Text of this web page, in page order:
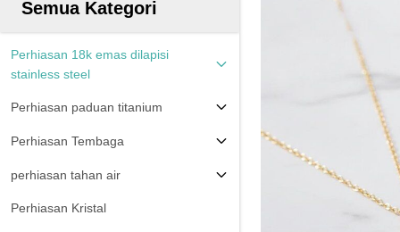
Semua Kategori
Perhiasan 18k emas dilapisi
stainless steel
Perhiasan paduan titanium
Perhiasan Tembaga
perhiasan tahan air
Perhiasan Kristal